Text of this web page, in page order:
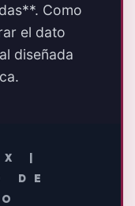
Como
el dato
diseñada
|
DE